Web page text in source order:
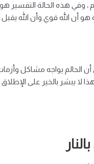
، وفي هذه الحالة
هو أن الله قوي وأن الله
الحالم يواجه مشاكل
لا يبشر بالخير على